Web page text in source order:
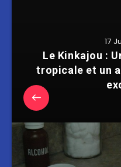
17
Le Kinkajou :
tropicale et un